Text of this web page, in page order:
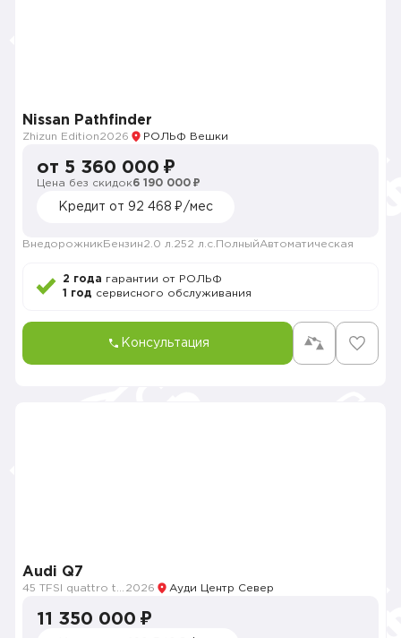
Nissan Pathfinder
Zhizun Edition2026 РОЛЬФ Вешки
от 5 360 000 ₽
Цена без скидок6 190 000 ₽
Кредит от 92 468 ₽/мес
Внедорожник Бензин2.0 л. 252 л.с. ПолныйАвтоматическая
2 года гарантии от РОЛЬФ
1 год сервисного обслуживания
Консультация
Audi Q7
2026 Ауди Центр Север
11 350 000 ₽